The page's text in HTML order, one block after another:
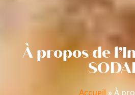
À propos de
Accueil »À